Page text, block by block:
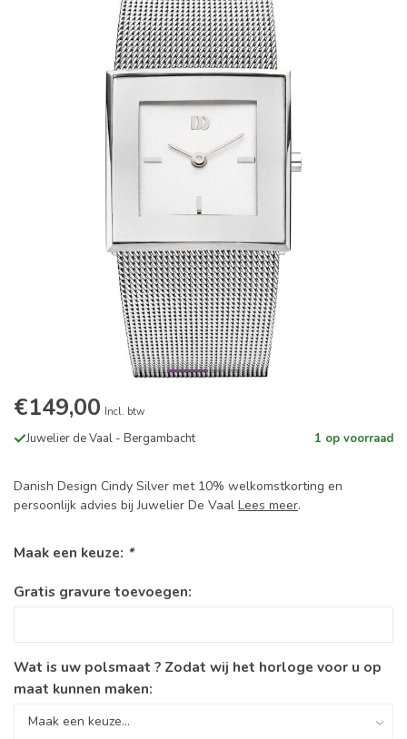
€149,00 Incl. btw
Juwelier de Vaal - Bergambacht 1 op voorraad
Danish Design Cindy Silver met 10% welkomstkorting en
persoonlijk advies bij Juwelier De Vaal Lees meer.
Maak een keuze: *
Gratis gravure toevoegen:
Wat is uw polsmaat ? Zodat wij het horloge voor u op
maat kunnen maken: